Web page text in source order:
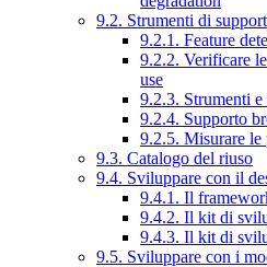
9.2. Strumenti di
9.2.1. Feature
9.2.2. Verificare
use
9.2.3. Strumenti e
9.2.4. Supporto
9.2.5. Misurare le
9.3. Catalogo del riuso
9.4. Sviluppare con il
9.4.1. Il
9.4.2. Il kit di
9.4.3. Il kit di
9.5. Sviluppare con i